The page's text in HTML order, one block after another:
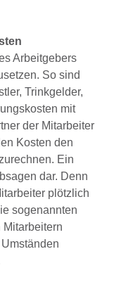
Arbeitgebers
So sind
Trinkgelder,
mit
der Mitarbeiter
Kosten den
Ein
dar. Denn
plötzlich
sogenannten